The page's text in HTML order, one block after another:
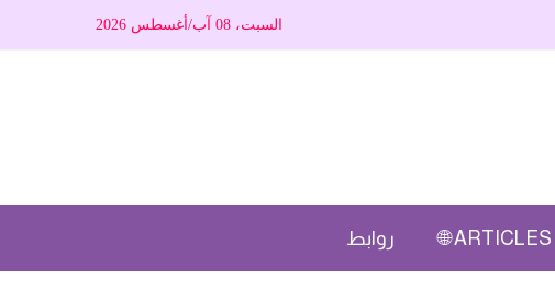
السبت، 08 آب/أغسطس 2026
ARTICLES 🌐 روابط